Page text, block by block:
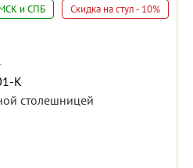
и СПБ Скидка на стул - 10%
К
столешницей